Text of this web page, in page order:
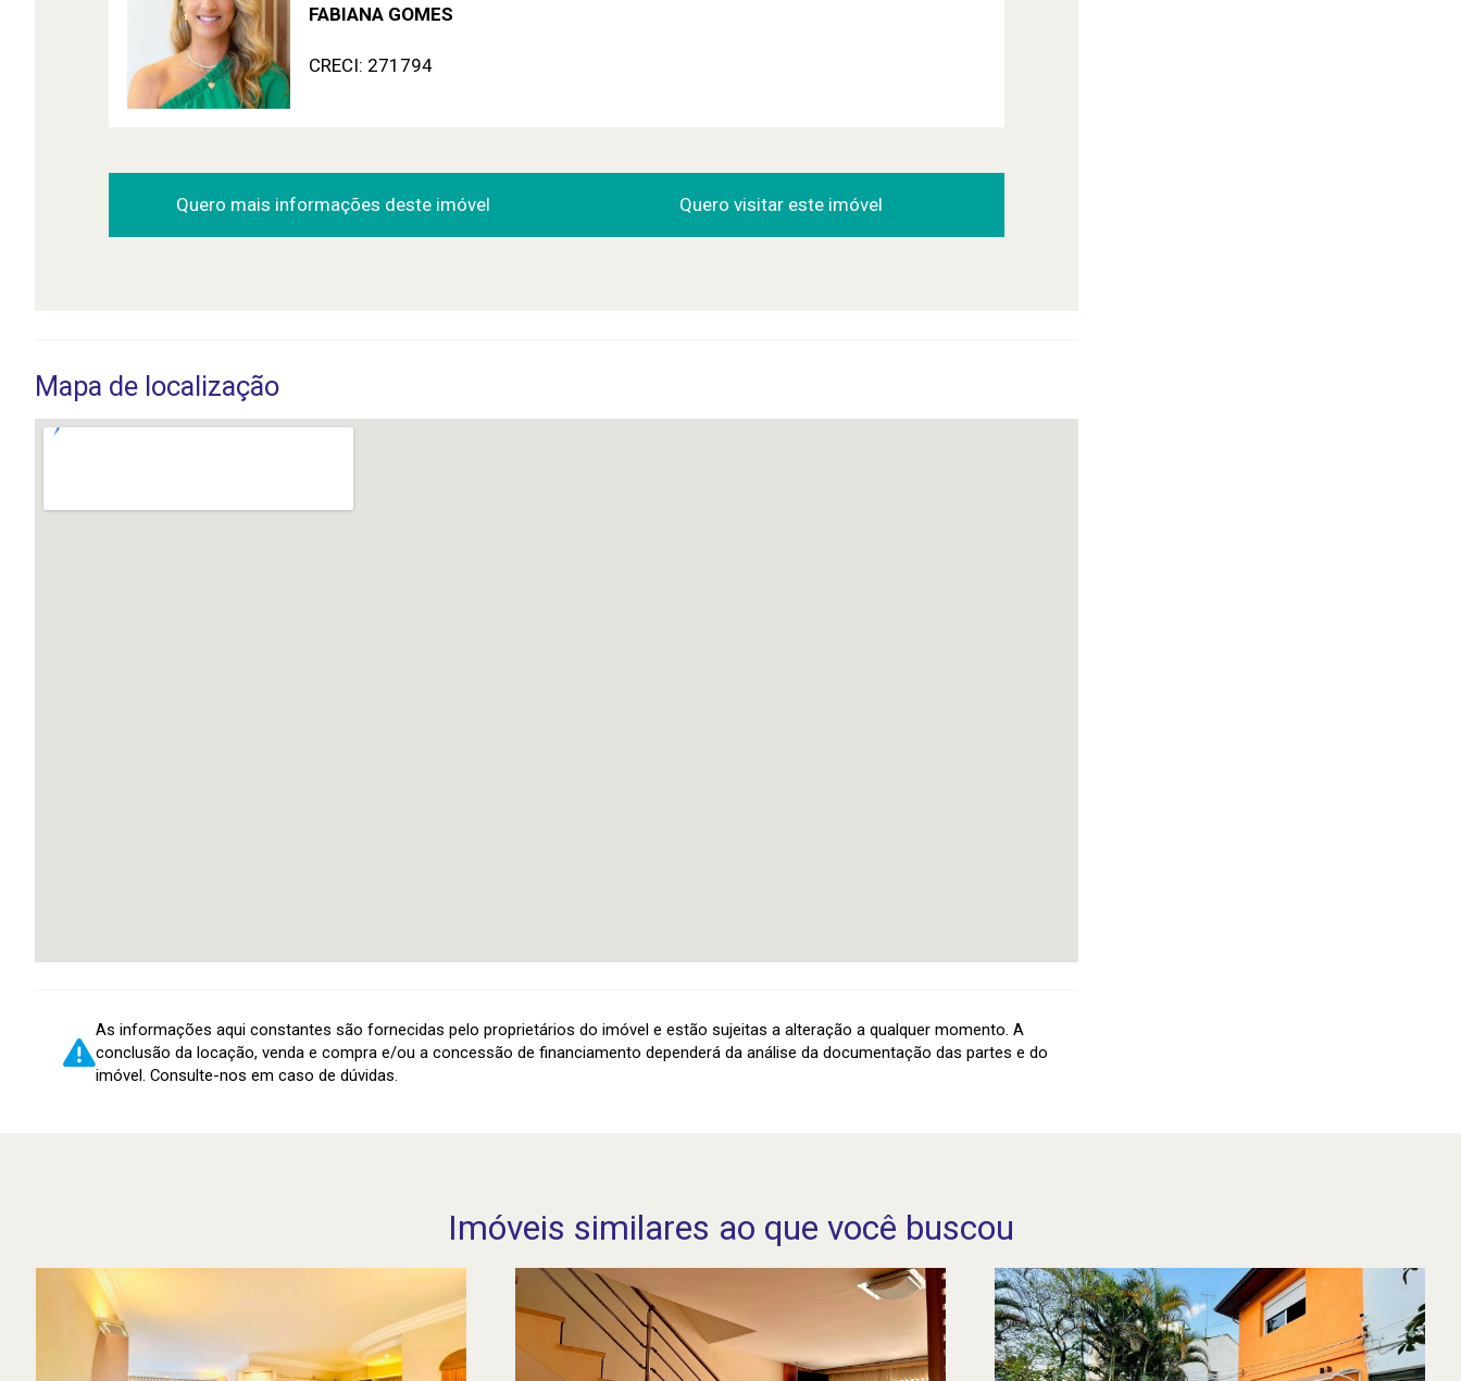
FABIANA GOMES
CRECI: 271794
Quero mais informações deste imóvel Quero visitar este imóvel
Mapa de localização
As informações aqui constantes são fornecidas pelo proprietários do imóvel e estão sujeitas a alteração a qualquer momento. A
conclusão da locação, venda e compra e/ou a concessão de financiamento dependerá da análise da documentação das partes e do
imóvel. Consulte-nos em caso de dúvidas.
Imóveis similares ao que você buscou